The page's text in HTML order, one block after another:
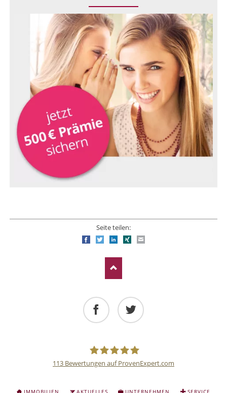
Seite teilen:
FacebookTwitterLinkedIn
Xing
113 Bewertungen auf ProvenExpert.com
NAVIGATION
IMMOBILIEN AKTUELLES UNTERNEHMEN SERVICE